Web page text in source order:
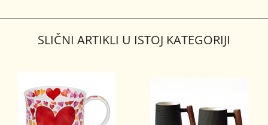
SLIČNI ARTIKLI U ISTOJ KATEGORIJI